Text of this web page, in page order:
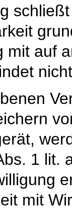
mit auf
1 lit.
mit